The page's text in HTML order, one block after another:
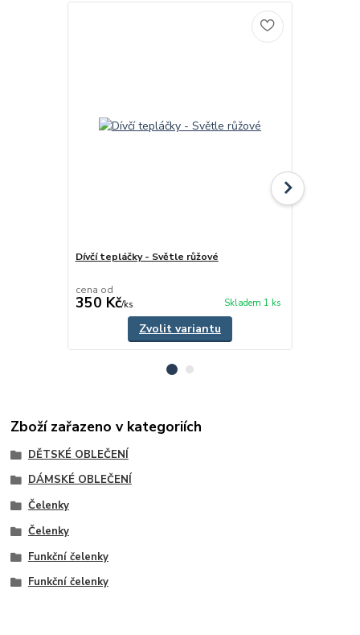
Dívčí tepláčky - Světle růžové
cena od
350 Kč/ks Skladem 1 ks
Zvolit variantu
Zboží zařazeno v kategoriích
DĚTSKÉ OBLEČENÍ
DÁMSKÉ OBLEČENÍ
Čelenky
Čelenky
Funkční čelenky
Funkční čelenky